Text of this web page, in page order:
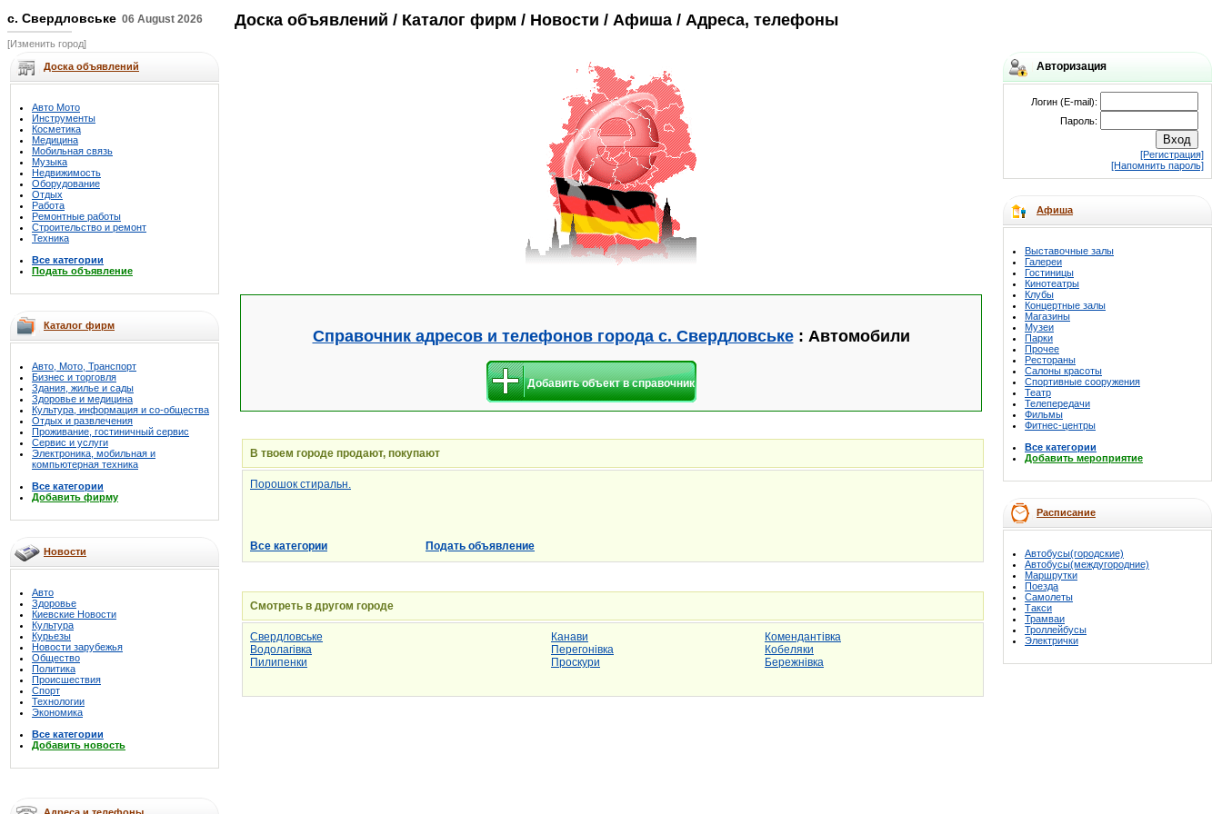
с. Свердловське 06 August 2026
[Изменить город]
Доска объявлений / Каталог фирм / Новости / Афиша / Адреса, телефоны
Доска объявлений
Авто Мото
Инструменты
Косметика
Медицина
Мобильная связь
Музыка
Недвижимость
Оборудование
Отдых
Работа
Ремонтные работы
Строительство и ремонт
Техника
Все категории
Подать объявление
Каталог фирм
Авто, Мото, Транспорт
Бизнес и торговля
Здания, жилье и сады
Здоровье и медицина
Культура, информация и со-общества
Отдых и развлечения
Проживание, гостиничный сервис
Сервис и услуги
Электроника, мобильная и
компьютерная техника
Все категории
Добавить фирму
Новости
Авто
Здоровье
Киевские Новости
Культура
Курьезы
Новости зарубежья
Общество
Политика
Происшествия
Спорт
Технологии
Экономика
Все категории
Добавить новость
Справочник адресов и телефонов города с. Свердловське: Автомобили
Добавить объект в справочник
В твоем городе продают, покупают
Порошок стиральн.
Все категории Подать объявление
Смотреть в другом городе
Свердловське
Водолагівка
Пилипенки
Канави
Перегонівка
Проскури
Комендантівка
Кобеляки
Бережнівка
Авторизация
Логин (E-mail):
Пароль:
[Регистрация]
[Напомнить пароль]
Афиша
Выставочные залы
Галереи
Гостиницы
Кинотеатры
Клубы
Концертные залы
Магазины
Музеи
Парки
Прочее
Рестораны
Салоны красоты
Спортивные сооружения
Театр
Телепередачи
Фильмы
Фитнес-центры
Все категории
Добавить мероприятие
Расписание
Автобусы(городские)
Автобусы(междугородние)
Маршрутки
Поезда
Самолеты
Такси
Трамваи
Троллейбусы
Электрички